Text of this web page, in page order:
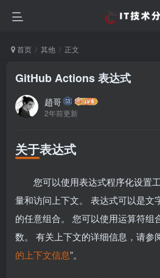
首页 其他 正文
GitHub Actions 表达式
趙哥
2年前更新
关于表达式
您可以使用表达式程序化设置
量和访问上下文。 表达式可以是文
的任意组合。 您可以使用运算符组
数。 有关上下文的详细信息，请参
的上下文信息”。